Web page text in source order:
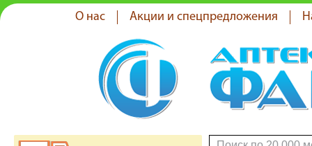
О нас Акции и спецпредложения